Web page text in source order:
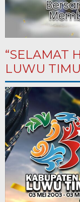
“SELAMAT
LUWU